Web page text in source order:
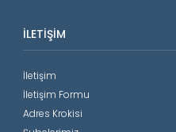
İLETIŞIM
İletişim
İletişim Formu
Adres Krokisi